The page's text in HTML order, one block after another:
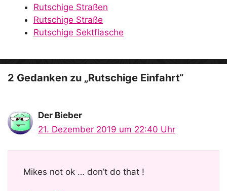
e
o
Rutschige Straßen
Rutschige Straße
Rutschige Sektflasche
2 Gedanken zu „Rutschige Einfahrt“
Der Bieber
21. Dezember 2019 um 22:40 Uhr
Mikes not ok … don’t do that !